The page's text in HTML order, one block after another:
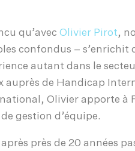
qu’avec Olivier Pirot,
confondus – s’enrichit
autant dans le
auprès de Handicap
Olivier apporte à
gestion d’équipe.
près de 20 années